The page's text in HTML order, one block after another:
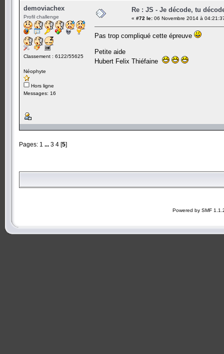
demoviachex
Profil challenge
Classement : 6122/55625
Néophyte
Hors ligne
Messages: 16
Re : JS - Je décode, tu
« #72 le: 06 Novembre 2014 à
Pas trop compliqué cette épreuve
Petite aide
Hubert Felix Thiéfaine
Pages: 1 ... 3 4 [5]
Powered by SMF